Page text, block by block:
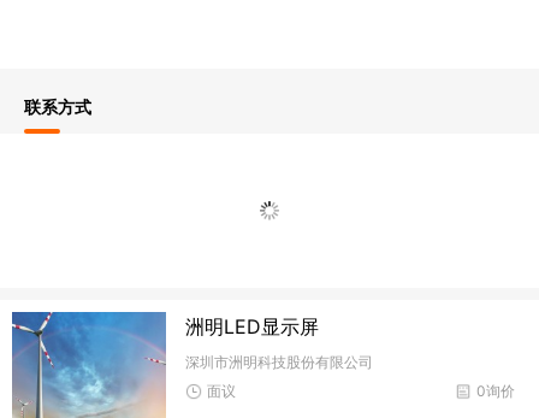
联系方式
洲明LED显示屏
深圳市洲明科技股份有限公司
0询价
面议